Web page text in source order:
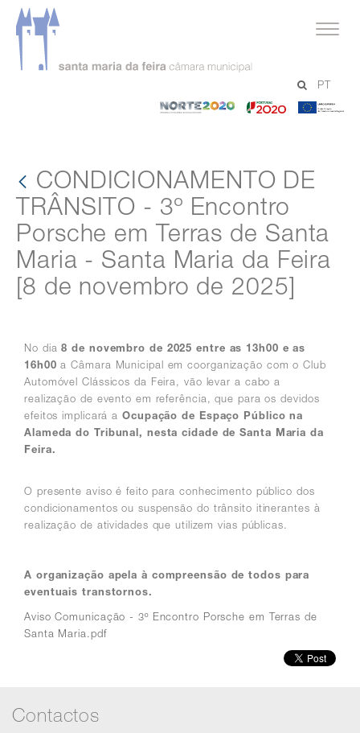
PT
Norte
Portugal
avisos
CONDICIONAMENTO DE
TRÂNSITO - 3º Encontro
Porsche em Terras de Santa
Maria - Santa Maria da Feira
[8 de novembro de 2025]
No dia8 de novembro de 2025 entre as 13h00 e as
16h00 a Câmara Municipal em coorganização com o Club
Automóvel Clássicos da Feira, vão levar a cabo a
realização de evento em referência, que para os devidos
efeitos implicará aOcupação de Espaço Público na
Alameda do Tribunal, nesta cidade de Santa Maria da
Feira.
O presente aviso é feito para conhecimento público dos
condicionamentos ou suspensão do trânsito itinerantes à
realização de atividades que utilizem vias públicas.
A organização apela à compreensão de todos para
eventuais transtornos.
Aviso Comunicação - 3º Encontro Porsche em Terras de
Santa Maria.pdf
Contactos